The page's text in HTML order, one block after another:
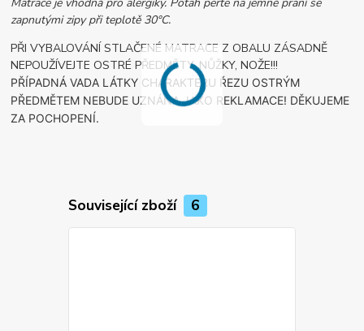
zapnutými zipy při teplotě 30°C.
PŘI VYBALOVÁNÍ STLAČENÉ MATRACE Z OBALU ZÁSADNĚ
NEPOUŽÍVEJTE OSTRÉ PŘEDMĚTY, NŮŽKY, NOŽE!!!
PŘÍPADNÁ VADA LÁTKY CHARAKTERU ŘEZU OSTRÝM
PŘEDMĚTEM NEBUDE UZNÁNA JAKO REKLAMACE! DĚKUJEME
ZA POCHOPENÍ.
Související zboží 6